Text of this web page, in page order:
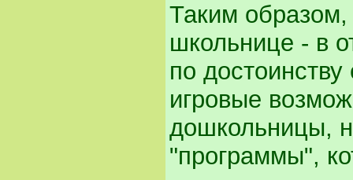
Таким
школьнице - в
по
игровые
дошкольницы,
"программы",